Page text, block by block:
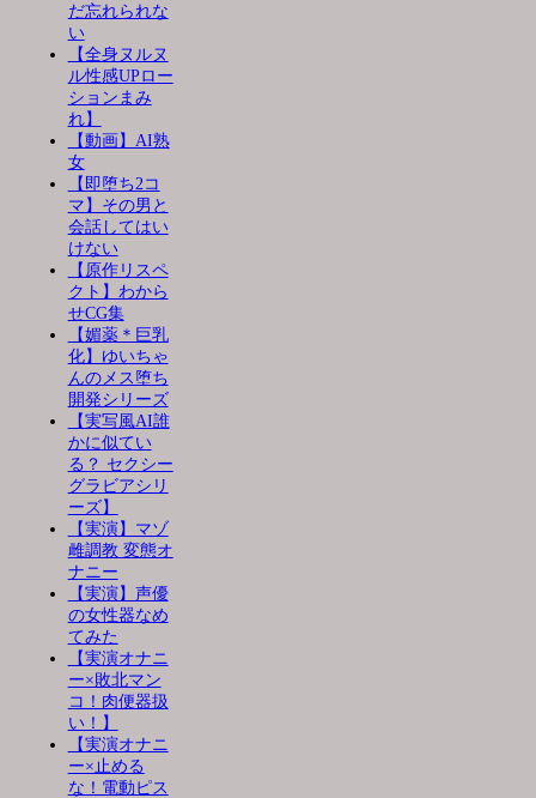
だ忘れられな
い
【全身ヌルヌ
ル性感UPロー
ションまみ
れ】
【動画】AI熟
女
【即堕ち2コ
マ】その男と
会話してはい
けない
【原作リスペ
クト】わから
せCG集
【媚薬＊巨乳
化】ゆいちゃ
んのメス堕ち
開発シリーズ
【実写風AI誰
かに似てい
る？ セクシー
グラビアシリ
ーズ】
【実演】マゾ
雌調教 変態オ
ナニー
【実演】声優
の女性器なめ
てみた
【実演オナニ
ー×敗北マン
コ！肉便器扱
い！】
【実演オナニ
ー×止める
な！電動ピス